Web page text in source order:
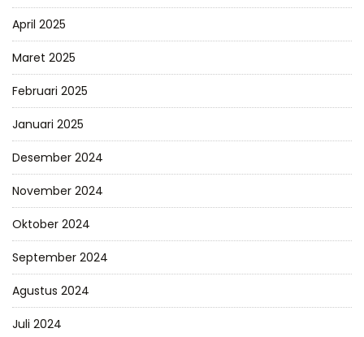
April 2025
Maret 2025
Februari 2025
Januari 2025
Desember 2024
November 2024
Oktober 2024
September 2024
Agustus 2024
Juli 2024